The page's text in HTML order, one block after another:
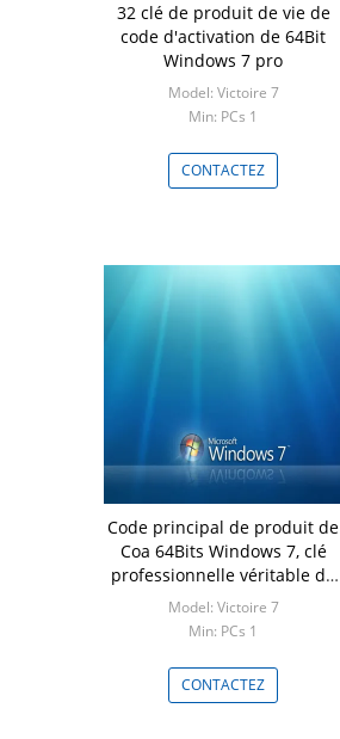
32 clé de produit de vie de
code d'activation de 64Bit
Windows 7 pro
Model: Victoire 7
Min: PCs 1
CONTACTEZ
Code principal de produit de
Coa 64Bits Windows 7, clé
professionnelle véritable de
produit de 32Bits Windows 7
Model: Victoire 7
Min: PCs 1
CONTACTEZ